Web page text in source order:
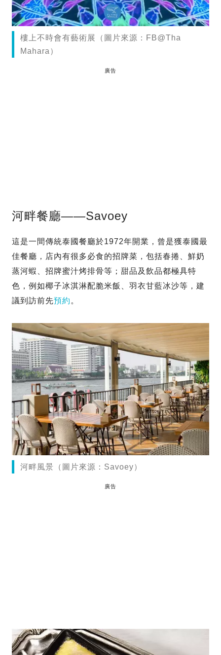
樓上不時會有藝術展（圖片來源：FB@Tha
Mahara）
廣告
河畔餐廳——Savoey
這是一間傳統泰國餐廳於1972年開業，曾是獲泰國最
佳餐廳，店內有很多必食的招牌菜，包括春捲、鮮奶
蒸河蝦、招牌蜜汁烤排骨等；甜品及飲品都極具特
色，例如椰子冰淇淋配脆米飯、羽衣甘藍冰沙等，建
議到訪前先預約 。
河畔風景（圖片來源：Savoey）
廣告